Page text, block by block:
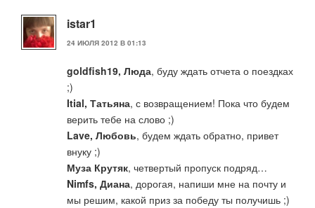
istar1
24 ИЮЛЯ 2012 В 01:13
goldfish19, Люда, буду ждать отчета о поездках
;)
Itial, Татьяна, с возвращением! Пока что будем
верить тебе на слово ;)
Lave, Любовь, будем ждать обратно, привет
внуку ;)
Муза Крутяк, четвертый пропуск подряд…
Nimfs, Диана, дорогая, напиши мне на почту и
мы решим, какой приз за победу ты получишь ;)